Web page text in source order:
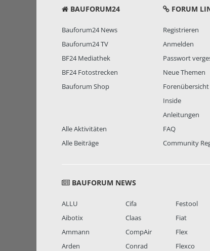
BAUFORUM24
Bauforum24 News
Bauforum24 TV
BF24 Mediathek
BF24 Fotostrecken
Bauforum Shop
Alle Aktivitäten
Alle Beiträge
FORUM
Registrieren
Anmelden
Passwort
Neue Themen
Forenübersicht
Inside
Anleitungen
FAQ
Community
BAUFORUM NEWS
ALLU
Aibotix
Ammann
Arden
Cifa
Claas
CompAir
Conrad
Festool
Fiat
Flex
Flexco